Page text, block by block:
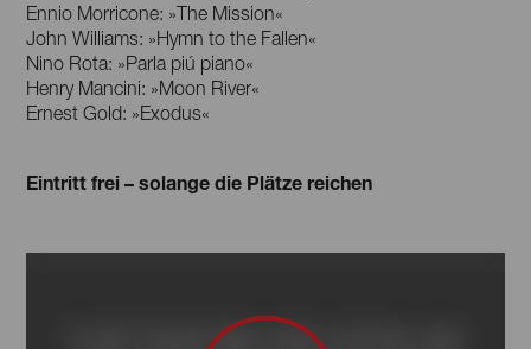
Ennio Morricone: »The Mission«
John Williams: »Hymn to the Fallen«
Nino Rota: »Parla piú piano«
Henry Mancini: »Moon River«
Ernest Gold: »Exodus«
Eintritt frei – solange die Plätze reichen
Um den Youtube-Player nutzen zu können, muss
Um den Youtube-Player nutzen zu können, muss